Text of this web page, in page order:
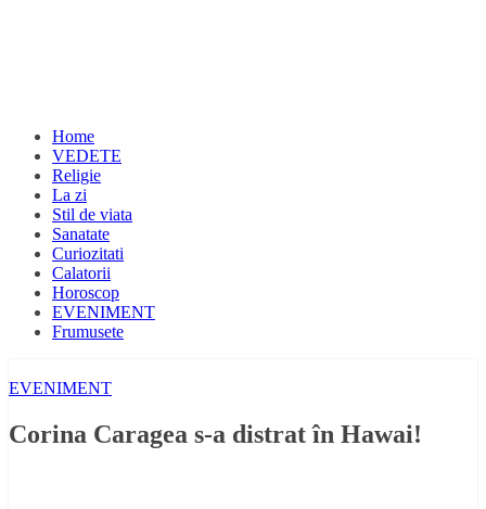
Home
VEDETE
Religie
La zi
Stil de viata
Sanatate
Curiozitati
Calatorii
Horoscop
EVENIMENT
Frumusete
EVENIMENT
Corina Caragea s-a distrat în Hawai!